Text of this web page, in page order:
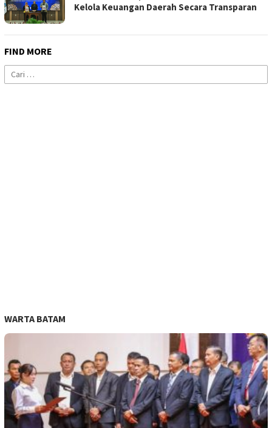
Kelola Keuangan Daerah Secara Transparan
FIND MORE
Cari
untuk:
WARTA BATAM